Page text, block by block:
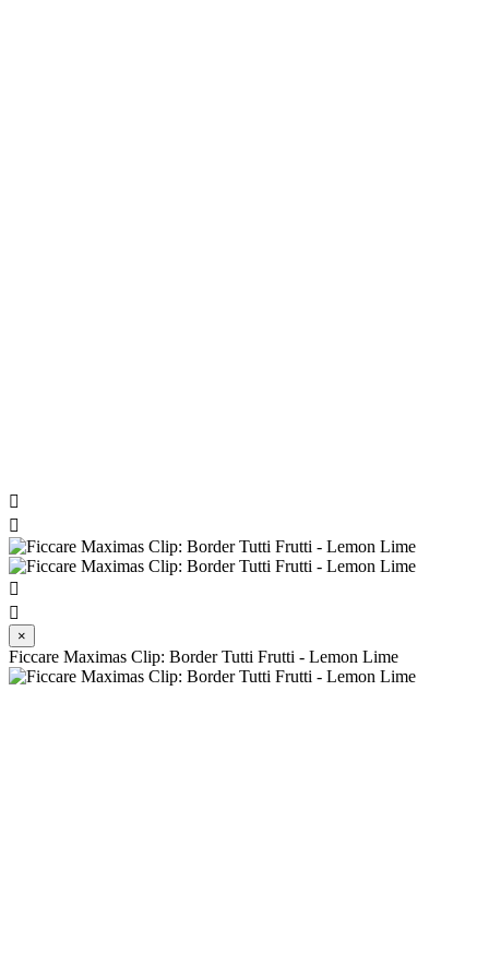




×
Ficcare Maximas Clip: Border Tutti Frutti - Lemon Lime